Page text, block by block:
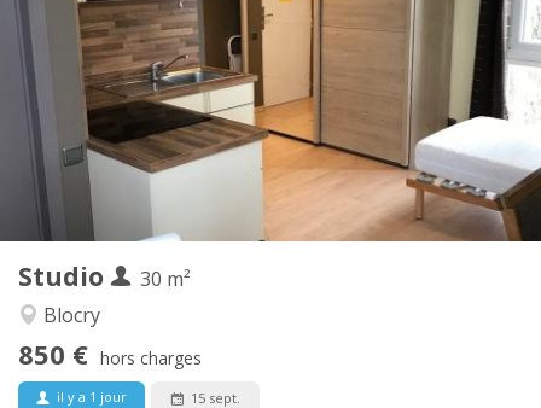
Studio
30 m²
Blocry
850 € hors charges
il y a 1 jour 15 sept.
Loyer:
850 €
Charges:
100 €
Durée:
Domiciliation:
Non
Aménagement
Salle de bain:
Privée
Cuisine:
Dans la chambre
Superficie:
30 m
2
Pièces privées: